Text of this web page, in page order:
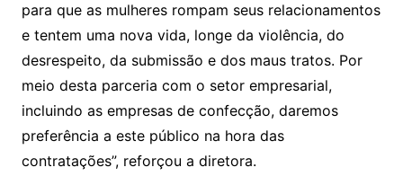
para que as mulheres rompam seus relacionamentos
e tentem uma nova vida, longe da violência, do
desrespeito, da submissão e dos maus tratos. Por
meio desta parceria com o setor empresarial,
incluindo as empresas de confecção, daremos
preferência a este público na hora das
contratações”, reforçou a diretora.